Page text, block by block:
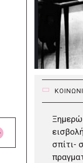
σπίτι-